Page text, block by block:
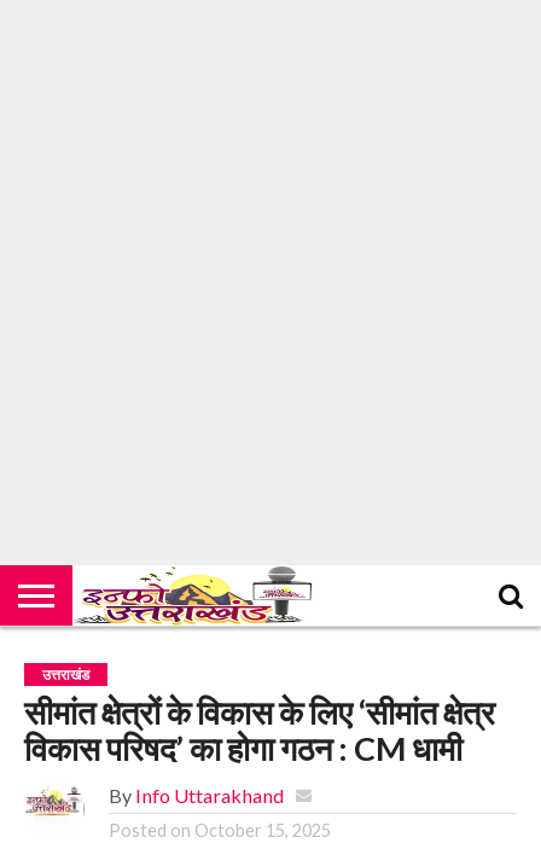
उत्तराखंड
सीमांत क्षेत्रों के विकास के लिए ‘सीमांत क्षेत्र
विकास परिषद’ का होगा गठन : CM धामी
By Info Uttarakhand
Posted on October 15, 2025